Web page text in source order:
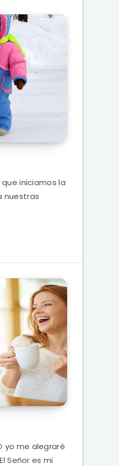
iniciamos la
nuestras
yo me alegraré
Señor es mi